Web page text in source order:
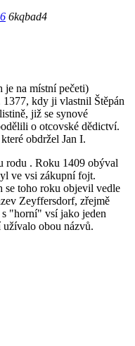
6kqbad4
je na místní pečeti)
1377, kdy ji vlastnil Štěpán
již se synové
o otcovské dědictví.
obdržel Jan I.
rodu . Roku 1409 obýval
ve vsi zákupní fojt.
se toho roku objevil vedle
Zeyffersdorf, zřejmě
"horní" vsí jako jeden
užívalo obou názvů.